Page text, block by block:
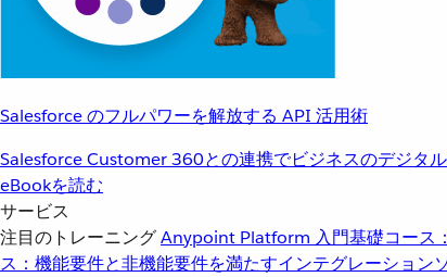
Salesforce のフルパワーを解放する API 活用術
Salesforce Customer 360との連携でビジネスのデジタ
eBookを読む
サービス
注目のトレーニングAnypoint Platform 入門基礎コース
ス：機能要件と非機能要件を満たすインテグレーション